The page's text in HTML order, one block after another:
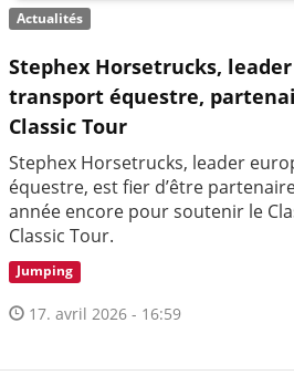
Actualités
Stephex Horsetrucks,
transport équestre,
Classic Tour
Stephex Horsetrucks, leader
équestre, est fier d’être
année encore pour soutenir le
Classic Tour.
Jumping
17. avril 2026 - 16:59